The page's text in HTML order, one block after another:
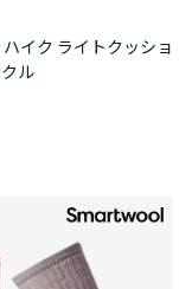
イク ライトクッショ
ル